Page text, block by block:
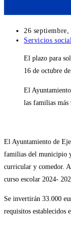
Publicación
de
entrada:
26 septiembre,
Categoría
la
entrada:
Servicios
El plazo para
16 de octubre
El
las familias más
El Ayuntamiento de
familias del municipio
curricular y comedor. A
curso escolar 2024-
Se invertirán 33.000
requisitos establecidos